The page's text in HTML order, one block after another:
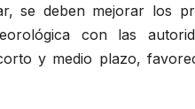
se deben mejorar los
con las
y medio plazo,